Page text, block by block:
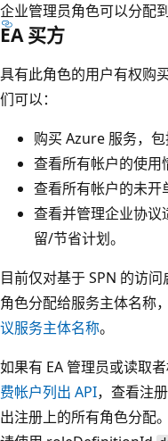
企业管理员角色可以分配
EA 买方
具有此角色的用户有权购
们可以：
购买 Azure 服务，包
查看所有帐户的使用
查看所有帐户的未开
查看并管理企业协
留/节省计划。
目前仅对基于 SPN 的访
角色分配给服务主体名称
议服务主体名称。
如果有 EA 管理员或读取
费帐户列出 API，查看注
出注册上的所有角色分配